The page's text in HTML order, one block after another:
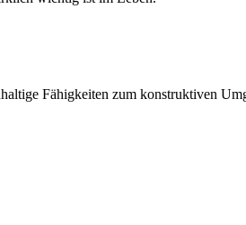
Fähigkeiten zum konstruktiven